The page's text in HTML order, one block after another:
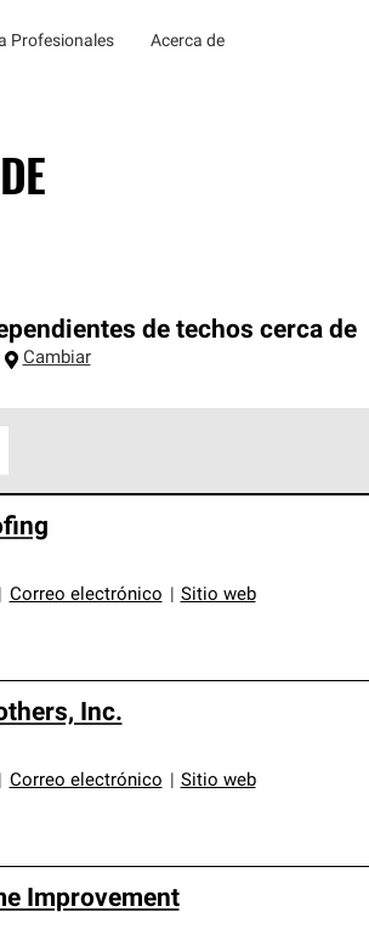
Profesionales Acerca de
de techos cerca de
Cambiar
estrictos de profesionalismo,
Correo electrónico Sitio web
Inc.
Correo electrónico Sitio web
Improvement